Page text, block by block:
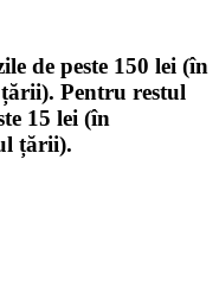
de peste 150 lei (în
Pentru restul
15 lei (în
țării).